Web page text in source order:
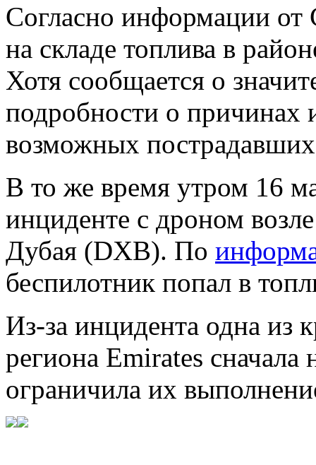
Согласно информации от
на складе топлива в
Хотя сообщается о
подробности о причинах
возможных пострадавших
В то же время утром 16
инциденте с дроном
Дубая (DXB). По
беспилотник попал в
Из-за инцидента одна из
региона Emirates сначала
ограничила их